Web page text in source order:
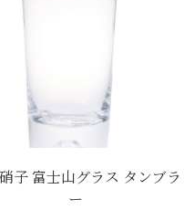
子 富士山グラス タンブラ
ー